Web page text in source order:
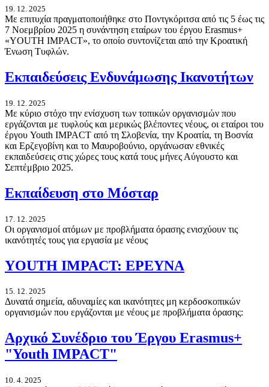
19. 12. 2025
Με επιτυχία πραγματοποιήθηκε στο Ποντγκόριτσα από τις 5 έως τις
7 Νοεμβρίου 2025 η συνάντηση εταίρων του έργου Erasmus+
«YOUTH IMPACT», το οποίο συντονίζεται από την Κροατική
Ένωση Τυφλών.
Εκπαιδεύσεις Ενδυνάμωσης Ικανοτήτων
19. 12. 2025
Με κύριο στόχο την ενίσχυση των τοπικών οργανισμών που
εργάζονται με τυφλούς και μερικώς βλέποντες νέους, οι εταίροι του
έργου Youth IMPACT από τη Σλοβενία, την Κροατία, τη Βοσνία
και Ερζεγοβίνη και το Μαυροβούνιο, οργάνωσαν εθνικές
εκπαιδεύσεις στις χώρες τους κατά τους μήνες Αύγουστο και
Σεπτέμβριο 2025.
Εκπαίδευση στο Μόσταρ
17. 12. 2025
Οι οργανισμοί ατόμων με προβλήματα όρασης ενισχύουν τις
ικανότητές τους για εργασία με νέους
YOUTH IMPACT: ΕΡΕΥΝΑ
15. 12. 2025
Δυνατά σημεία, αδυναμίες και ικανότητες μη κερδοσκοπικών
οργανισμών που εργάζονται με νέους με προβλήματα όρασης:
Αρχικό Συνέδριο του Έργου Erasmus+
"Youth IMPACT"
10. 4. 2025